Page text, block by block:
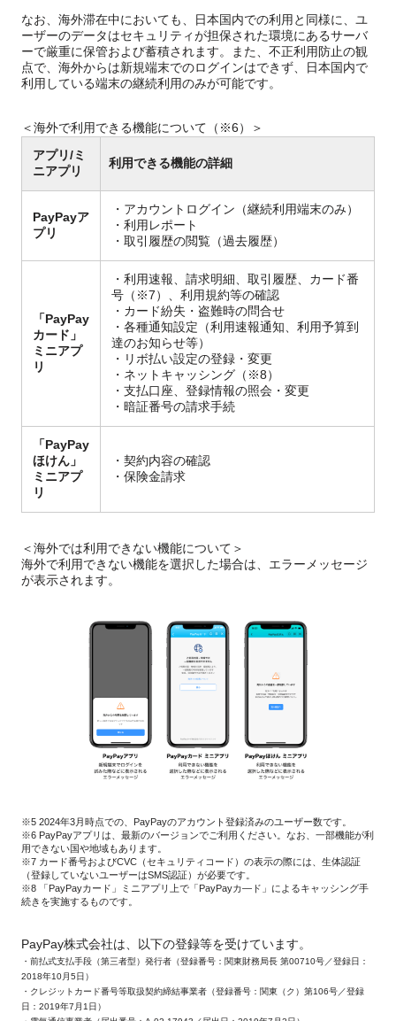
なお、海外滞在中においても、日本国内での利用と同様に、ユ
ーザーのデータはセキュリティが担保された環境にあるサーバ
ーで厳重に保管および蓄積されます。また、不正利用防止の観
点で、海外からは新規端末でのログインはできず、日本国内で
利用している端末の継続利用のみが可能です。
＜海外で利用できる機能について（※6）＞
アプリ/ミ
ニアプリ
利用できる機能の詳細
PayPayア
プリ
・アカウントログイン（継続利用端末のみ）
・利用レポート
・取引履歴の閲覧（過去履歴）
「PayPay
カード」
ミニアプ
リ
・利用速報、請求明細、取引履歴、カード番
号（※7）、利用規約等の確認
・カード紛失・盗難時の問合せ
・各種通知設定（利用速報通知、利用予算到
達のお知らせ等）
・リボ払い設定の登録・変更
・ネットキャッシング（※8）
・支払口座、登録情報の照会・変更
・暗証番号の請求手続
「PayPay
ほけん」
ミニアプ
リ
・契約内容の確認
・保険金請求
＜海外では利用できない機能について＞
海外で利用できない機能を選択した場合は、エラーメッセージ
が表示されます。
※5 2024年3月時点での、PayPayのアカウント登録済みのユーザー数です。
※6 PayPayアプリは、最新のバージョンでご利用ください。なお、一部機能が利
用できない国や地域もあります。
※7 カード番号およびCVC（セキュリティコード）の表示の際には、生体認証
（登録していないユーザーはSMS認証）が必要です。
※8 「PayPayカード」ミニアプリ上で「PayPayカ―ド」によるキャッシング手
続きを実施するものです。
PayPay株式会社は、以下の登録等を受けています。
・前払式支払手段（第三者型）発行者（登録番号：関東財務局長 第00710号／登録日：
2018年10月5日）
・クレジットカード番号等取扱契約締結事業者（登録番号：関東（ク）第106号／登録
日：2019年7月1日）